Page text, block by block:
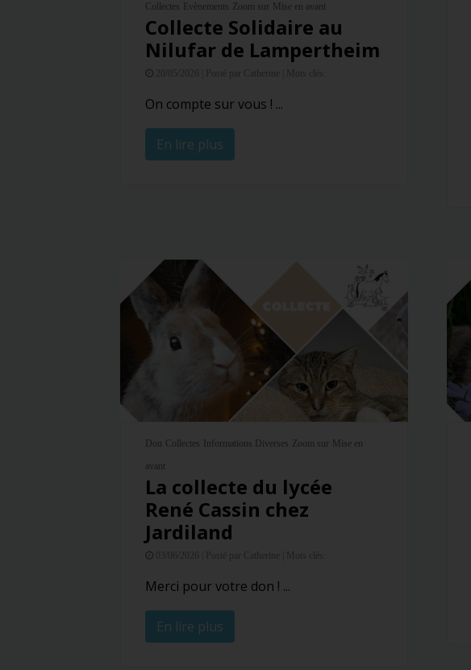
Collectes Evènements Zoom sur Mise en avant
Collecte Solidaire au
Nilufar de Lampertheim
Posté par Catherine |
On compte sur vous ! ...
En lire plus
Don Collectes Informations Diverses Zoom sur Mise en
avant
La collecte du lycée
René Cassin chez
Jardiland
Posté par Catherine | Mots clés:
Merci pour votre don ! ...
En lire plus